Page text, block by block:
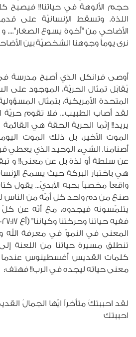
حجم الألوهة في حياتنا!! فيصبح
اللذة. وتسقط الإنسانيّة على
الأضاحي من "أخوة يسوع
نرى يوماً وجوهنا الشخصيّة بين
أوصى فرانكل الذي أصبح مدرسة في
يُقابَل تمثال الحريّة، الموجود على
المتحدة الأمريكية، بتمثال
لقد أصاب الطبيب... فلا تقوم حريّة
يريد!! إنّما الحرية الحقة هي
الموت الأخير، بل ذلك الموت
أصنامنا. الشيء الوحيد الذي يعطي
عن سلطة أو لذة بل عن معنى!! و
هي باختبار البركة حيث يسمع
واقعاً مخصباً بحبه الأبديّ... يقول
صنع من دم واحد كل أمّة من الناس
يتلمّسونه فيجدوه، مع أنّه عن كلّ
المعنى في النموّ في معرفة الله
تنطلق مسيرة حياتنا من اللعنة
كلمات القديس أغسطينوس عندما
معنى حياته ليجده في الرب!! فهتف:
لقد احببتكَ متأخراً ايّها الجمالُ
احببتك